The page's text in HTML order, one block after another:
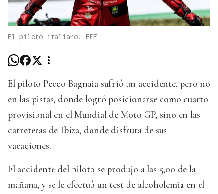
El piloto italiano. EFE
El piloto Pecco Bagnaia sufrió un accidente, pero no
en las pistas, donde logró posicionarse como cuarto
provisional en el Mundial de Moto GP, sino en las
carreteras de Ibiza, donde disfruta de sus
vacaciones.
El accidente del piloto se produjo a las 5,00 de la
mañana, y se le efectuó un test de alcoholemia en el